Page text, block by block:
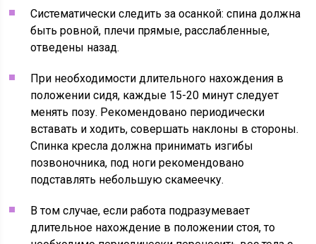
Систематически следить за осанкой: спина должна
быть ровной, плечи прямые, расслабленные,
отведены назад.
При необходимости длительного нахождения в
положении сидя, каждые 15-20 минут следует
менять позу. Рекомендовано периодически
вставать и ходить, совершать наклоны в стороны.
Спинка кресла должна принимать изгибы
позвоночника, под ноги рекомендовано
подставлять небольшую скамеечку.
В том случае, если работа подразумевает
длительное нахождение в положении стоя, то